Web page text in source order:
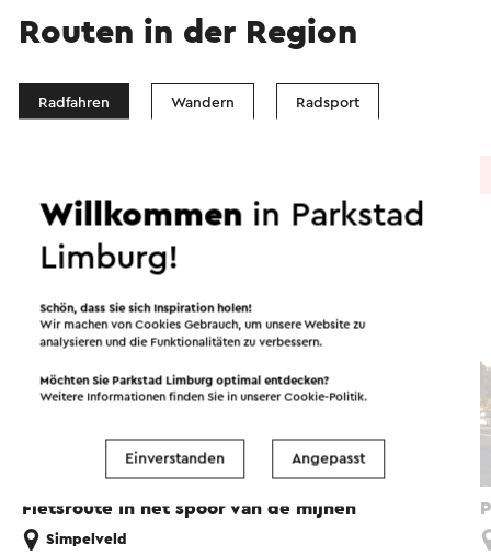
Routen in der Region
Radfahren Wandern Radsport
Fietsroute In het spoor van de mijnen
Simpelveld
Willkommen in Parkstad
Limburg!
Schön, dass Sie sich Inspiration holen!
Wir machen von Cookies Gebrauch, um unsere Website zu
analysieren und die Funktionalitäten zu verbessern.
Möchten Sie Parkstad Limburg optimal entdecken?
Weitere Informationen finden Sie in unsererCookie-Politik.
Einverstanden Angepasst